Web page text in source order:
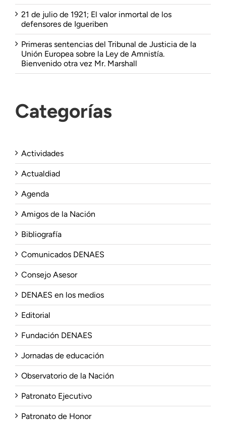
21 de julio de 1921; El valor inmortal de los
defensores de Igueriben
Primeras sentencias del Tribunal de Justicia de la
Unión Europea sobre la Ley de Amnistía.
Bienvenido otra vez Mr. Marshall
Categorías
Actividades
Actualdiad
Agenda
Amigos de la Nación
Bibliografía
Comunicados DENAES
Consejo Asesor
DENAES en los medios
Editorial
Fundación DENAES
Jornadas de educación
Observatorio de la Nación
Patronato Ejecutivo
Patronato de Honor